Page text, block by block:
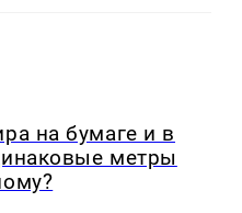
на бумаге и в
метры